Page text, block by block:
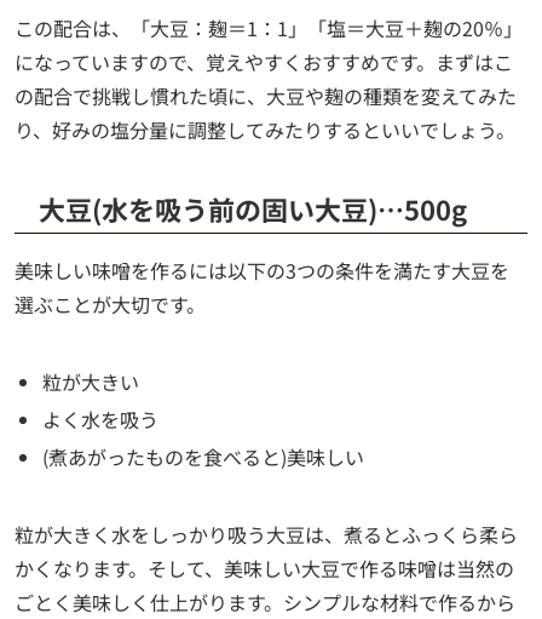
この配合は、「大豆：麹＝1：1」「塩＝大豆＋麹の20％」
になっていますので、覚えやすくおすすめです。まずはこ
の配合で挑戦し慣れた頃に、大豆や麹の種類を変えてみた
り、好みの塩分量に調整してみたりするといいでしょう。
大豆(水を吸う前の固い大豆)…500g
美味しい味噌を作るには以下の3つの条件を満たす大豆を
選ぶことが大切です。
粒が大きい
よく水を吸う
(煮あがったものを食べると)美味しい
粒が大きく水をしっかり吸う大豆は、煮るとふっくら柔ら
かくなります。そして、美味しい大豆で作る味噌は当然の
ごとく美味しく仕上がります。シンプルな材料で作るから